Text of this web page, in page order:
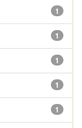
1
1
1
1
1